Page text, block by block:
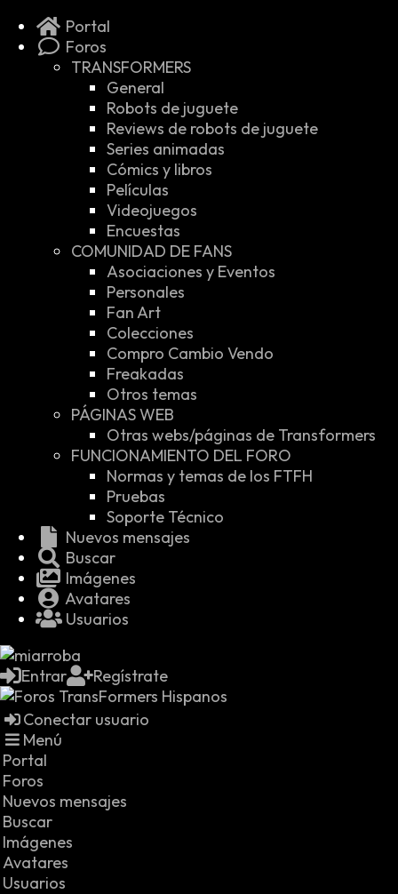
Portal
Foros
TRANSFORMERS
General
Robots de juguete
Reviews de robots de juguete
Series animadas
Cómics y libros
Películas
Videojuegos
Encuestas
COMUNIDAD DE FANS
Asociaciones y Eventos
Personales
Fan Art
Colecciones
Compro Cambio Vendo
Freakadas
Otros temas
PÁGINAS WEB
Otras webs/páginas de Transformers
FUNCIONAMIENTO DEL FORO
Normas y temas de los FTFH
Pruebas
Soporte Técnico
Nuevos mensajes
Buscar
Imágenes
Avatares
Usuarios
Entrar Regístrate
Conectar usuario
Menú
Portal
Foros
Nuevos mensajes
Buscar
Imágenes
Avatares
Usuarios